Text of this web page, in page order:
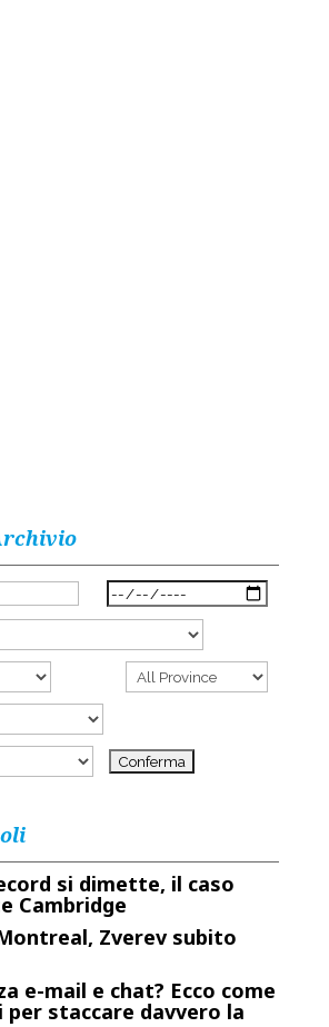
si dimette, il caso
Cambridge
Zverev subito
e-mail e chat? Ecco come
per staccare davvero la